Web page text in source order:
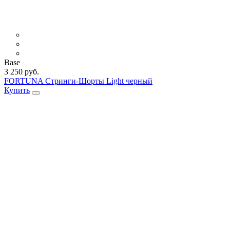
Base
3 250 руб.
FORTUNA Стринги-Шорты Light черный
Купить